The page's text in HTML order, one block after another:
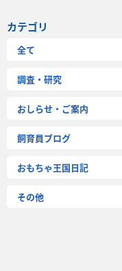
カテゴリ
全て
調査・研究
おしらせ・ご案内
飼育員ブログ
おもちゃ王国日記
その他